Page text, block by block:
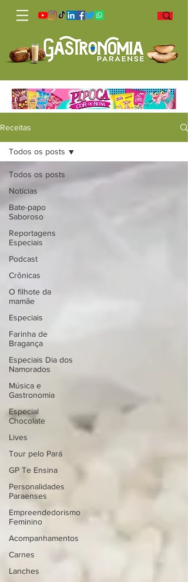
Receitas
Todos os posts
Notícias
Bate-papo
Saboroso
Reportagens
Especiais
Podcast
Crônicas
O filhote da
mamãe
Especiais
Farinha de
Bragança
Especiais Dia dos
Namorados
Música e
Gastronomia
Especial
Chocolate
Lives
Tour pelo Pará
GP Te Ensina
Personalidades
Paraenses
Empreendedorismo
Feminino
Acompanhamentos
Carnes
Lanches
Todos os posts